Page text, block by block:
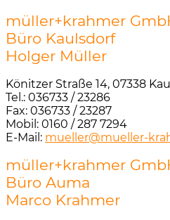
müller+krahmer
Büro Kaulsdorf
Holger Müller
Könitzer Straße 14, 07338
Tel.: 036733 / 23286
Fax: 036733 / 23287
Mobil: 0160 / 287 7294
E-Mail: mueller@mueller-
müller+krahmer
Büro Auma
Marco Krahmer